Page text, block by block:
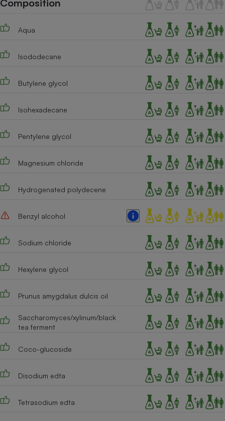
Composition
Aqua
Isododecane
Butylene glycol
Isohexadecane
Pentylene glycol
Magnesium chloride
Hydrogenated polydecene
Benzyl alcohol
Sodium chloride
Hexylene glycol
Prunus amygdalus dulcis oil
Saccharomyces/xylinum/black
tea ferment
Coco-glucoside
Disodium edta
Tetrasodium edta
Plaque de cuisson à
induction
Climatiseur -
Ventilateur
Cafetière à expressos
Robot ménager
Téléphone mobile -
Antivirus
Climatiseur -
Ventilateur